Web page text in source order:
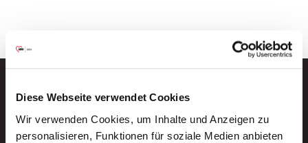
Diese Webseite verwendet Cookies
Wir verwenden Cookies, um Inhalte und Anzeigen zu
personalisieren, Funktionen für soziale Medien anbieten
Neue Stellen per E-Mail.